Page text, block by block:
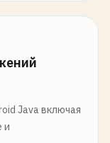
Java включая
и